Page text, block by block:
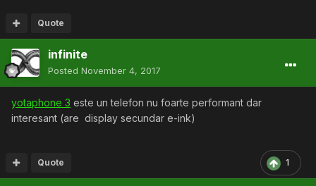
Quote
infinite
Posted November 4, 2017
yotaphone 3 este un telefon nu foarte performant dar
interesant (are display secundar e-ink)
1
Quote